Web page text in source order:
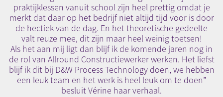
praktijklessen vanuit school zijn heel prettig omdat je
merkt dat daar op het bedrijf niet altijd tijd voor is door
de hectiek van de dag. En het theoretische gedeelte
valt reuze mee, dit zijn maar heel weinig toetsen!
Als het aan mij ligt dan blijf ik de komende jaren nog in
de rol van Allround Constructiewerker werken. Het liefst
blijf ik dit bij D&W Process Technology doen, we hebben
een leuk team en het werk is heel leuk om te doen”
besluit Vérine haar verhaal.